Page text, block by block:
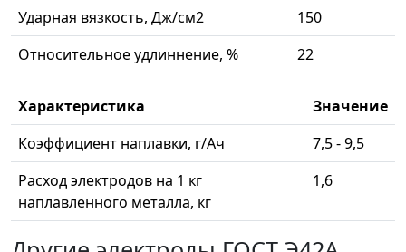
Ударная вязкость, Дж/см2
150
Относительное удлиннение, %
22
Характеристика
Значение
Коэффициент наплавки, г/Ач
7,5 - 9,5
Расход электродов на 1 кг
наплавленного металла, кг
1,6